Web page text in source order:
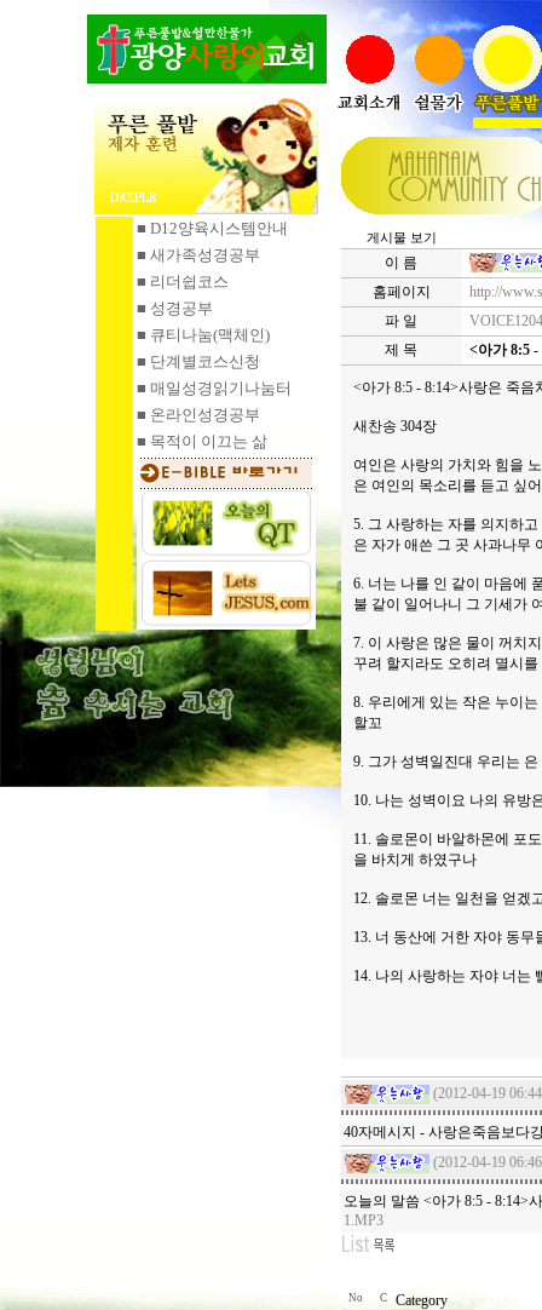
■ D12양육시스템안내
■ 새가족성경공부
■ 리더쉽코스
■ 성경공부
■ 큐티나눔(맥체인)
■ 단계별코스신청
■ 매일성경읽기 나눔터
■ 온라인성경공부
■ 목적이 이끄는 삶
게시물 보기
이 름
홈페이지
http://
파 일
제 목
<아가 8:5
<아가 8:5 - 8:14>사랑은 죽
새찬송 304장
여인은 사랑의 가치와 힘을
은 여인의 목소리를 듣고 싶
5. 그 사랑하는 자를 의지하
은 자가 애쓴 그 곳 사과나무
6. 너는 나를 인 같이 마음에
불 같이 일어나니 그 기세가
7. 이 사랑은 많은 물이 꺼치
꾸려 할지라도 오히려 멸시를
8. 우리에게 있는 작은 누이
할꼬
9. 그가 성벽일진대 우리는
10. 나는 성벽이요 나의 유방
11. 솔로몬이 바알하몬에 포
을 바치게 하였구나
12. 솔로몬 너는 일천을 얻겠
13. 너 동산에 거한 자야 동
14. 나의 사랑하는 자야 너는
(2012-04-19
40자메시지 - 사랑은죽음보다
(2012-04-19
오늘의 말씀 <아가 8:5 - 8:14>
1.MP3
No C Category